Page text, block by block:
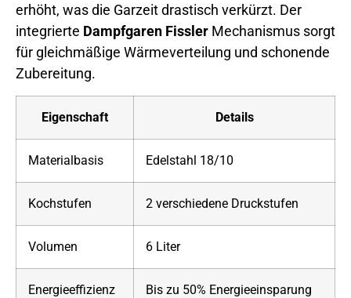
erhöht, was die Garzeit drastisch verkürzt. Der
integrierte Dampfgaren Fissler Mechanismus sorgt
für gleichmäßige Wärmeverteilung und schonende
Zubereitung.
Eigenschaft Details
Materialbasis Edelstahl 18/10
Kochstufen 2 verschiedene Druckstufen
Volumen 6 Liter
Energieeffizienz Bis zu 50% Energieeinsparung